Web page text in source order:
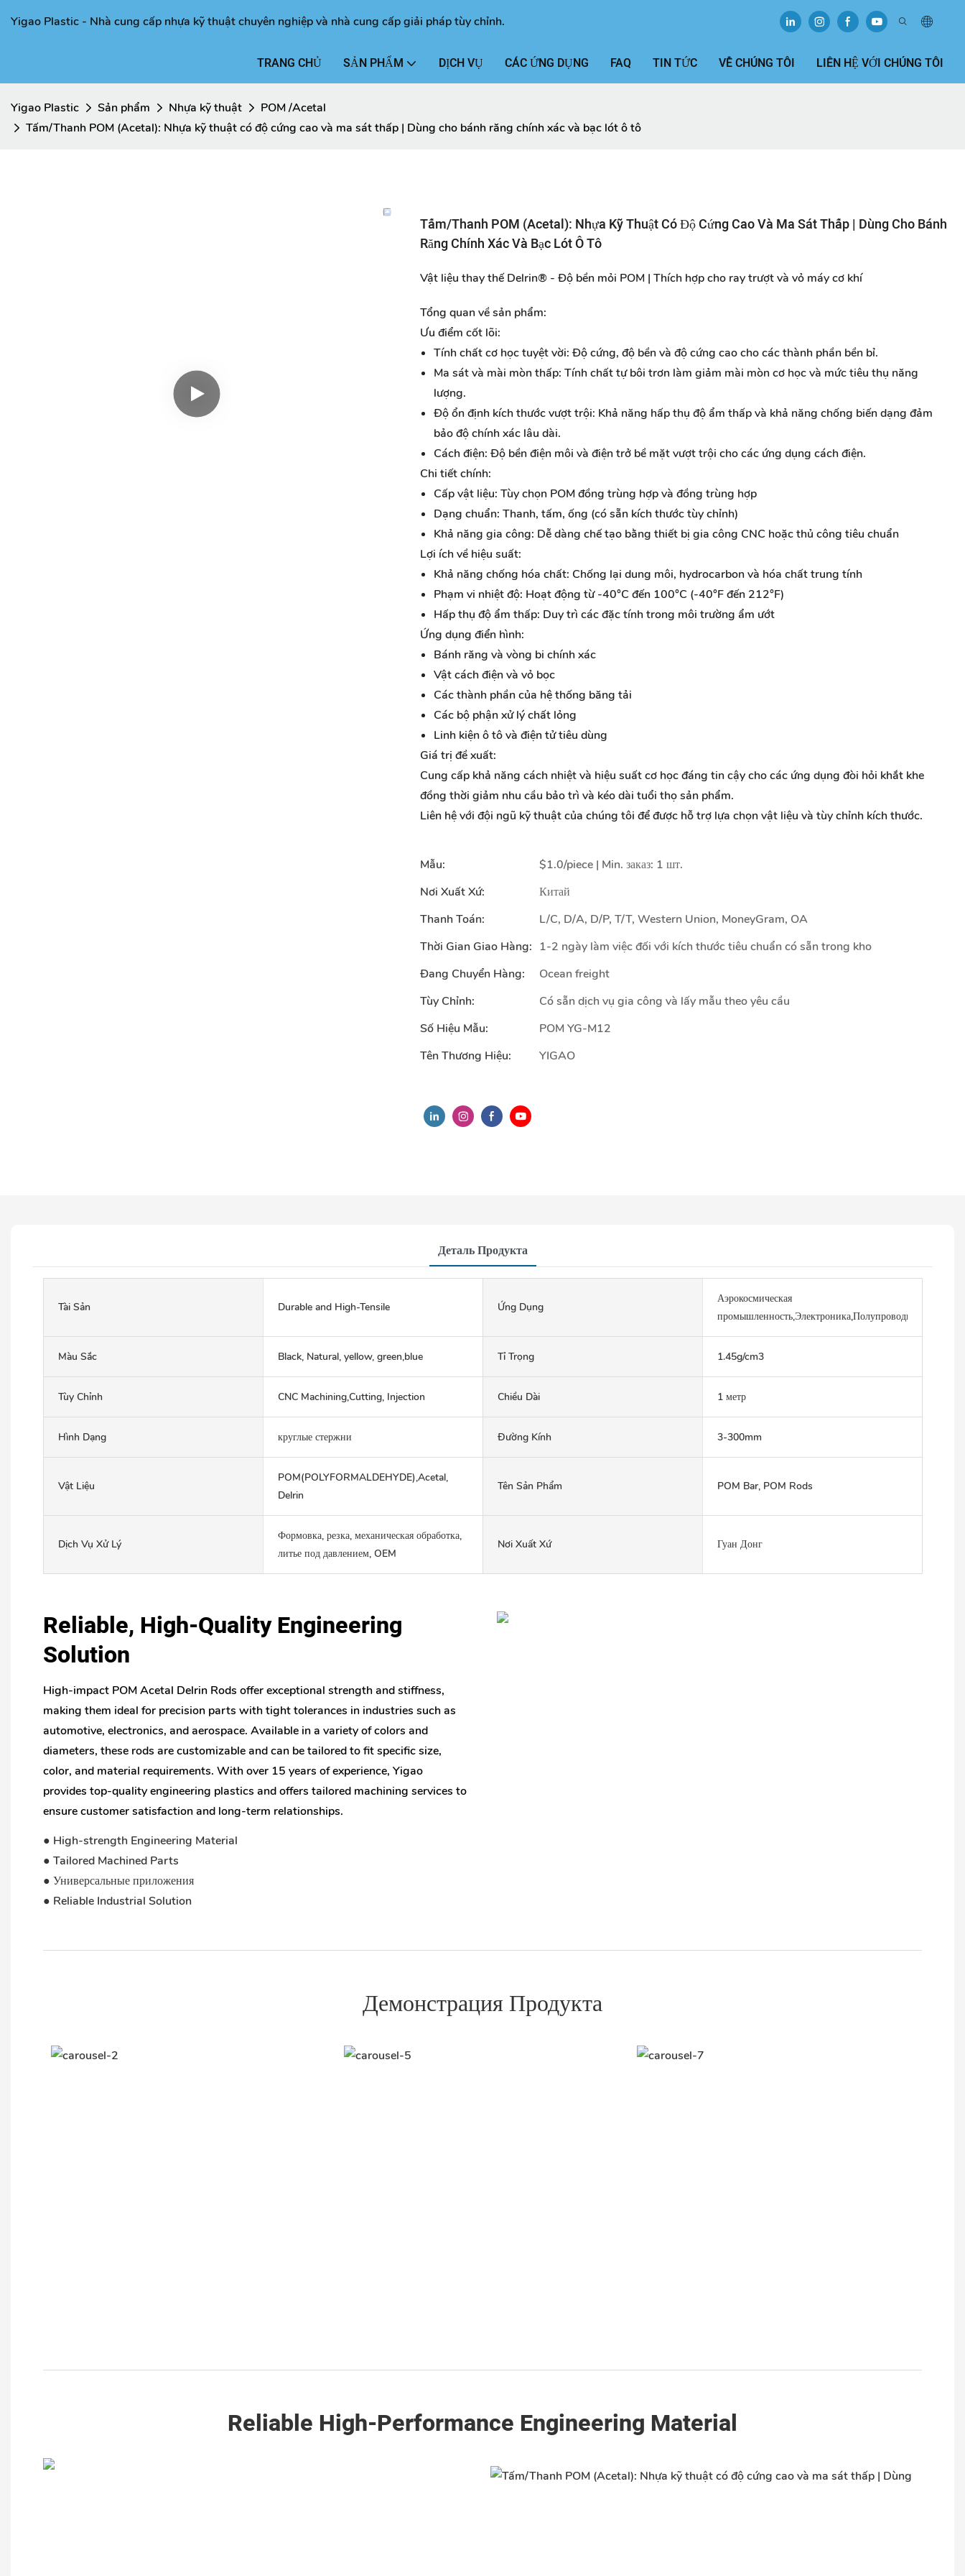
Yigao Plastic - Nhà cung cấp nhựa kỹ thuật chuyên nghiệp và nhà cung cấp giải pháp tùy chỉnh.
TRANG CHỦ SẢN PHẨM DỊCH VỤ CÁC ỨNG DỤNG FAQ TIN TỨC VỀ CHÚNG TÔI LIÊN HỆ VỚI CHÚNG TÔI
Yigao Plastic Sản phẩm Nhựa kỹ thuật
POM /Acetal
Tấm/Thanh POM (Acetal): Nhựa kỹ thuật có độ cứng cao và ma sát thấp | Dùng cho bánh răng chính xác và bạc lót ô tô
Tấm/Thanh POM (Acetal): Nhựa Kỹ Thuật Có Độ Cứng Cao Và Ma Sát Thấp | Dùng Cho Bánh
Răng Chính Xác Và Bạc Lót Ô Tô
Vật liệu thay thế Delrin® - Độ bền mỏi POM | Thích hợp cho ray trượt và vỏ máy cơ khí
Tổng quan về sản phẩm:
Ưu điểm cốt lõi:
Tính chất cơ học tuyệt vời: Độ cứng, độ bền và độ cứng cao cho các thành phần bền bỉ.
Ma sát và mài mòn thấp: Tính chất tự bôi trơn làm giảm mài mòn cơ học và mức tiêu thụ năng
lượng.
Độ ổn định kích thước vượt trội: Khả năng hấp thụ độ ẩm thấp và khả năng chống biến dạng đảm
bảo độ chính xác lâu dài.
Cách điện: Độ bền điện môi và điện trở bề mặt vượt trội cho các ứng dụng cách điện.
Chi tiết chính:
Cấp vật liệu: Tùy chọn POM đồng trùng hợp và đồng trùng hợp
Dạng chuẩn: Thanh, tấm, ống (có sẵn kích thước tùy chỉnh)
Khả năng gia công: Dễ dàng chế tạo bằng thiết bị gia công CNC hoặc thủ công tiêu chuẩn
Lợi ích về hiệu suất:
Khả năng chống hóa chất: Chống lại dung môi, hydrocarbon và hóa chất trung tính
Phạm vi nhiệt độ: Hoạt động từ -40°C đến 100°C (-40°F đến 212°F)
Hấp thụ độ ẩm thấp: Duy trì các đặc tính trong môi trường ẩm ướt
Ứng dụng điển hình:
Bánh răng và vòng bi chính xác
Vật cách điện và vỏ bọc
Các thành phần của hệ thống băng tải
Các bộ phận xử lý chất lỏng
Linh kiện ô tô và điện tử tiêu dùng
Giá trị đề xuất:
Cung cấp khả năng cách nhiệt và hiệu suất cơ học đáng tin cậy cho các ứng dụng đòi hỏi khắt khe
đồng thời giảm nhu cầu bảo trì và kéo dài tuổi thọ sản phẩm.
Liên hệ với đội ngũ kỹ thuật của chúng tôi để được hỗ trợ lựa chọn vật liệu và tùy chỉnh kích thước.
Mẫu:
$1.0/piece | Min. заказ: 1 шт.
Nơi Xuất Xứ:
Китай
Thanh Toán:
L/C, D/A, D/P, T/T, Western Union, MoneyGram, OA
Thời Gian Giao Hàng: 1-2 ngày làm việc đối với kích thước tiêu chuẩn có sẵn trong kho
Đang Chuyển Hàng:
Ocean freight
Tùy Chỉnh:
Có sẵn dịch vụ gia công và lấy mẫu theo yêu cầu
Số Hiệu Mẫu:
POM YG-M12
Tên Thương Hiệu:
YIGAO
Деталь Продукта
Tài Sản Durable and High-Tensile Ứng Dụng
Аэрокосмическая
Màu Sắc Black, Natural, yellow, green,blue Tỉ Trọng 1.45g/cm3
Tùy Chỉnh CNC Machining,Cutting, Injection Chiều Dài 1 метр
Hình Dạng круглые стержни Đường Kính 3-300mm
Vật Liệu
POM(POLYFORMALDEHYDE),Acetal,
Delrin
Tên Sản Phẩm POM Bar, POM Rods
Dịch Vụ Xử Lý
Формовка, резка, механическая обработка,
литье под давлением, OEM
Nơi Xuất Xứ Гуан Донг
Reliable, High-Quality Engineering
Solution
High-impact POM Acetal Delrin Rods offer exceptional strength and stiffness,
making them ideal for precision parts with tight tolerances in industries such as
automotive, electronics, and aerospace. Available in a variety of colors and
diameters, these rods are customizable and can be tailored to fit specific size,
color, and material requirements. With over 15 years of experience, Yigao
provides top-quality engineering plastics and offers tailored machining services to
ensure customer satisfaction and long-term relationships.
● High-strength Engineering Material
● Tailored Machined Parts
● Универсальные приложения
● Reliable Industrial Solution
Демонстрация Продукта
Reliable High-Performance Engineering Material